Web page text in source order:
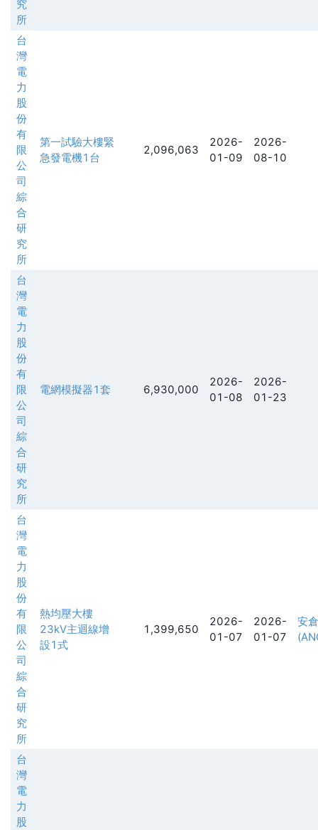
究
所
台
灣
電
力
股
份
有
限
公
司
綜
合
研
究
所
第一試驗大樓緊
急發電機1台
2,096,063
2026-
01-09
2026-
08-10
台
灣
電
力
股
份
有
限
公
司
綜
合
研
究
所
電網模擬器1套 6,930,000
2026-
01-08
2026-
01-23
台
灣
電
力
股
份
有
限
公
司
綜
合
研
究
所
熱均壓大樓
23kV主迴線增
設1式
1,399,650
2026-
01-07
2026-
01-07
安
台
灣
電
力
股